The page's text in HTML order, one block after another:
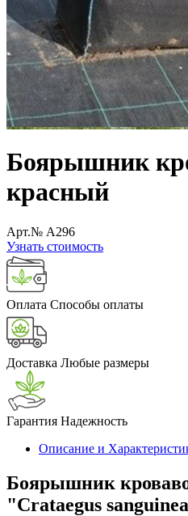
Боярышник
красный
Арт.№ A296
Узнать стоимость
Оплата Способы оплаты
Доставка Любые размеры
Гарантия Надежность
Описание и
Боярышник
"Crataegus